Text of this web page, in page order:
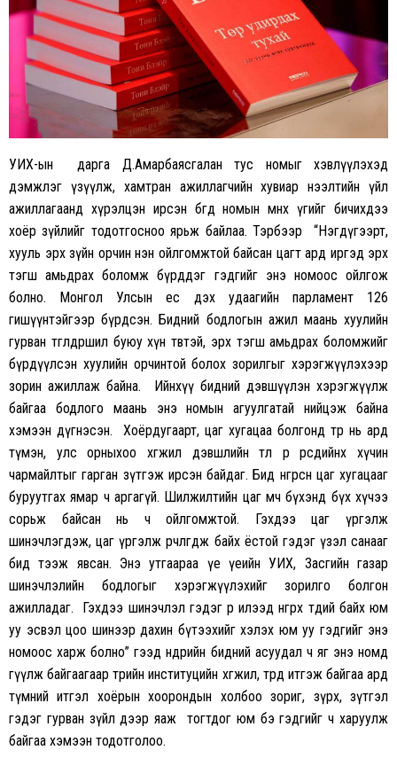
УИХ-ын дарга Д.Амарбаясгалан тус номыг хэвлүүлэхэд
дэмжлэг үзүүлж, хамтран ажиллагчийн хувиар нээлтийн үйл
ажиллагаанд хүрэлцэн ирсэн бөгөөд номын өмнөх үгийг бичихдээ
хоёр зүйлийг тодотгосноо ярьж байлаа. Тэрбээр “Нэгдүгээрт,
хууль эрх зүйн орчин нэн ойлгомжтой байсан цагт ард иргэд эрх
тэгш амьдрах боломж бүрддэг гэдгийг энэ номоос ойлгож
болно. Монгол Улсын ес дэх удаагийн парламент 126
гишүүнтэйгээр бүрдсэн. Бидний бодлогын ажил маань хуулийн
гурван төгөлдөршил буюу хүн төвтэй, эрх тэгш амьдрах боломжийг
бүрдүүлсэн хуулийн орчинтой болох зорилгыг хэрэгжүүлэхээр
зорин ажиллаж байна. Ийнхүү бидний дэвшүүлэн хэрэгжүүлж
байгаа бодлого маань энэ номын агуулгатай нийцэж байна
хэмээн дүгнэсэн. Хоёрдугаарт, цаг хугацаа болгонд төр нь ард
түмэн, улс орныхоо хөгжил дэвшлийн төлөө өөр өөрсдийнхөө хүчин
чармайлтыг гарган зүтгэж ирсэн байдаг. Бид өнгөрсөн цаг хугацааг
буруутгах ямар ч аргагүй. Шилжилтийн цаг мөч бүхэнд бүх хүчээ
сорьж байсан нь ч ойлгомжтой. Гэхдээ цаг үргэлж
шинэчлэгдэж, цаг үргэлж өөрчлөгдөж байх ёстой гэдэг үзэл санааг
бид тээж явсан. Энэ утгаараа үе үеийн УИХ, Засгийн газар
шинэчлэлийн бодлогыг хэрэгжүүлэхийг зорилго болгон
ажилладаг. Гэхдээ шинэчлэл гэдэг өөрөө илээд өнгөрөх төдий байх юм
уу эсвэл цоо шинээр дахин бүтээхийг хэлэх юм уу гэдгийг энэ
номоос харж болно” гээд өнөөдрийн бидний асуудал ч яг энэ номд
өгүүлж байгаагаар төрийн институцийн хөгжил, төрдөө итгэж байгаа ард
түмний итгэл хоёрын хоорондын холбоо зориг, зүрх, зүтгэл
гэдэг гурван зүйл дээр яаж тогтдог юм бэ гэдгийг ч харуулж
байгаа хэмээн тодотголоо.